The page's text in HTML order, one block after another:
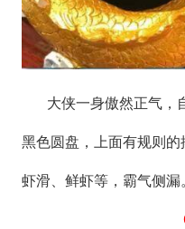
大侠一身傲然正气，
黑色圆盘，上面有规则的
虾滑、鲜虾等，霸气侧漏。